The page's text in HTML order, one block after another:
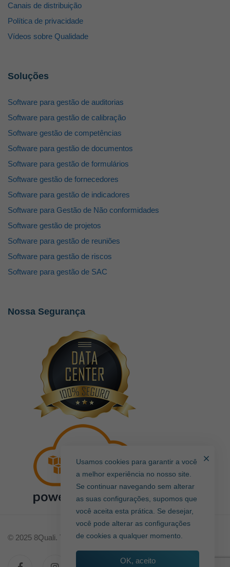
Canais de distribuição
Política de privacidade
Vídeos sobre Qualidade
Soluções
Software para gestão de auditorias
Software para gestão de calibração
Software gestão de competências
Software para gestão de documentos
Software para gestão de formulários
Software gestão de fornecedores
Software para gestão de indicadores
Software para Gestão de Não conformidades
Software gestão de projetos
Software para gestão de reuniões
Software para gestão de riscos
Software para gestão de SAC
Nossa Segurança
© 2025 8Quali. Todos direitos reservados.
Usamos cookies para garantir a você
a melhor experiência no nosso site.
Se continuar navegando sem alterar
as suas configurações, supomos que
você aceita esta prática. Se desejar,
você pode alterar as configurações
de cookies a qualquer momento.
OK, aceito